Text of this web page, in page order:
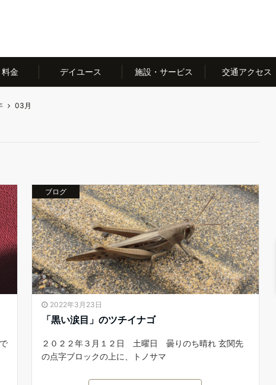
金 デイユース 施設・サービス 交通アクセス
03月
ブログ
2022年3月23日
「黒い涙目」のツチイナゴ
２０２２年３月１２日 土曜日 曇りのち晴れ 玄関先
の点字ブロックの上に、トノサマ